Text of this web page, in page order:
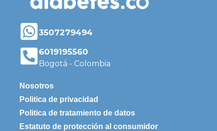
3507279494
6019195560
Bogotá - Colombia
Nosotros
Politica de privacidad
Politica de tratamiento de datos
Estatuto de protección al consumidor